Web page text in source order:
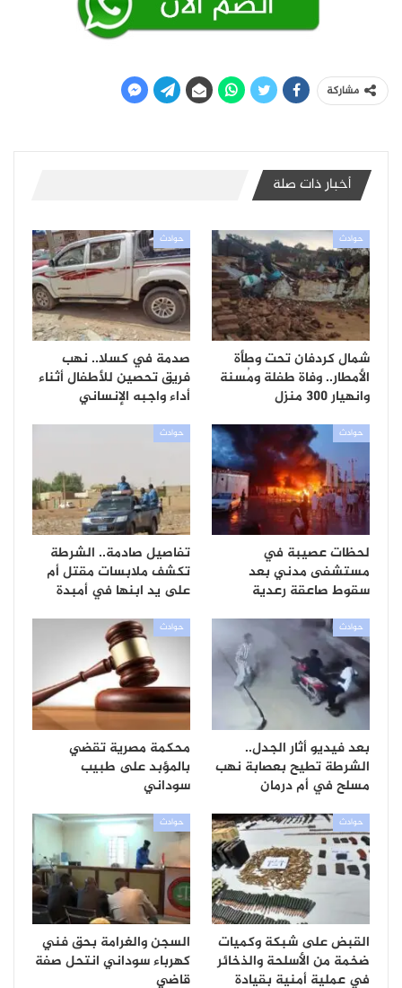
مشاركة
أخبار ذات صلة
حوادث
شمال كردفان تحت وطأة
الأمطار.. وفاة طفلة ومُسنة
وانهيار 300 منزل
حوادث
صدمة في كسلا.. نهب
فريق تحصين للأطفال أثناء
أداء واجبه الإنساني
حوادث
لحظات عصيبة في
مستشفى مدني بعد
سقوط صاعقة رعدية
حوادث
تفاصيل صادمة.. الشرطة
تكشف ملابسات مقتل أم
على يد ابنها في أمبدة
حوادث
بعد فيديو أثار الجدل..
الشرطة تطيح بعصابة نهب
مسلح في أم درمان
حوادث
محكمة مصرية تقضي
بالمؤبد على طبيب
سوداني
حوادث
القبض على شبكة وكميات
ضخمة من الأسلحة والذخائر
في عملية أمنية بقيادة
حوادث
السجن والغرامة بحق فني
كهرباء سوداني انتحل صفة
قاضي